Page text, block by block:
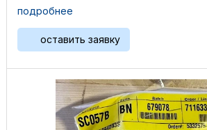
подробнее
оставить заявку